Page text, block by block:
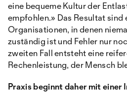
eine bequeme Kultur der
empfohlen.» Das Resultat sind
Organisationen, in denen
zuständig ist und Fehler nur
zweiten Fall entsteht eine
Rechenleistung, der Mensch
Praxis beginnt daher mit einer